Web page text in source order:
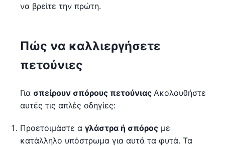
να βρείτε την πρώτη.
Πώς να καλλιεργήσετε
πετούνιες
Για σπείρουν σπόρους πετούνιας Ακολουθήστε
αυτές τις απλές οδηγίες:
Προετοιμάστε α γλάστρα ή σπόρος με
κατάλληλο υπόστρωμα για αυτά τα φυτά. Τα